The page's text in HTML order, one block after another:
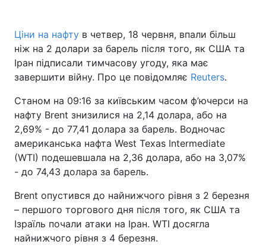
Ціни на нафту в четвер, 18 червня, впали більш
ніж на 2 долари за барель після того, як США та
Іран підписали тимчасову угоду, яка має
завершити війну. Про це повідомляє Reuters.
Станом на 09:16 за київським часом ф’ючерси на
нафту Brent знизилися на 2,14 долара, або на
2,69% - до 77,41 долара за барель. Водночас
американська нафта West Texas Intermediate
(WTI) подешевшала на 2,36 долара, або на 3,07%
- до 74,43 долара за барель.
Brent опустився до найнижчого рівня з 2 березня
– першого торгового дня після того, як США та
Ізраїль почали атаки на Іран. WTI досягла
найнижчого рівня з 4 березня.